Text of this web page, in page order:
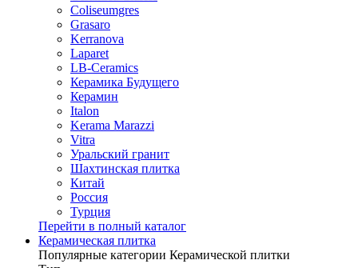
Coliseumgres
Grasaro
Kerranova
Laparet
LB-Ceramics
Керамика Будущего
Керамин
Italon
Kerama Marazzi
Vitra
Уральский гранит
Шахтинская плитка
Китай
Россия
Турция
Перейти в полный каталог
Керамическая плитка
Популярные категории Керамической плитки